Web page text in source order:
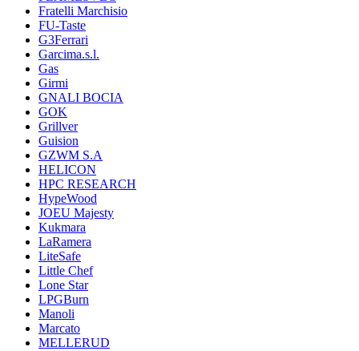
Fratelli Marchisio
FU-Taste
G3Ferrari
Garcima.s.l.
Gas
Girmi
GNALI BOCIA
GOK
Grillver
Guision
GZWM S.A
HELICON
HPC RESEARCH
HypeWood
JOEU Majesty
Kukmara
LaRamera
LiteSafe
Little Chef
Lone Star
LPGBurn
Manoli
Marcato
MELLERUD